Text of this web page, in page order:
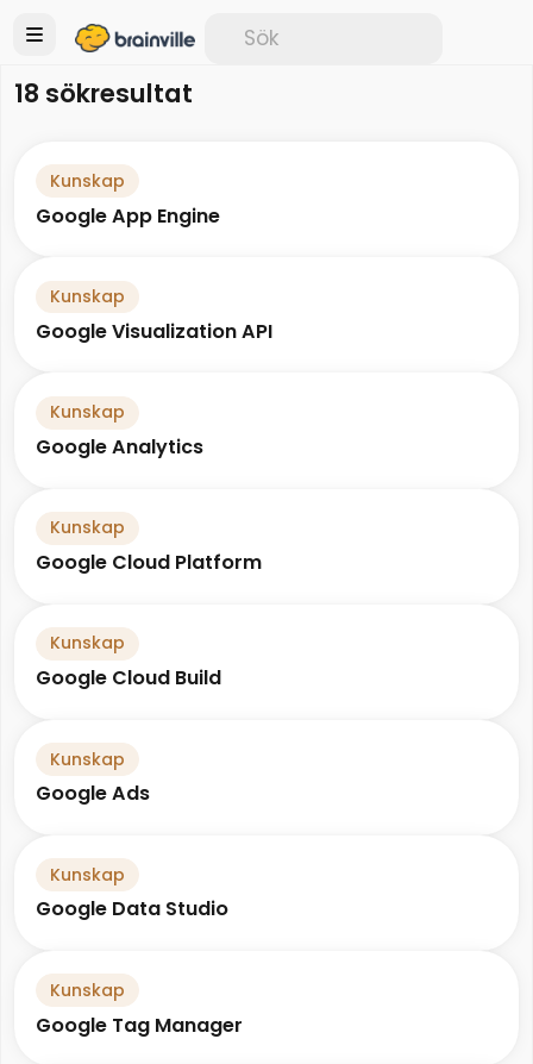
18 sökresultat
Kunskap
Google App Engine
Kunskap
Google Visualization API
Kunskap
Google Analytics
Kunskap
Google Cloud Platform
Kunskap
Google Cloud Build
Kunskap
Google Ads
Kunskap
Google Data Studio
Kunskap
Google Tag Manager